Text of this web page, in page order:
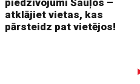
atklājiet vietas, kas
pārsteidz pat vietējos!